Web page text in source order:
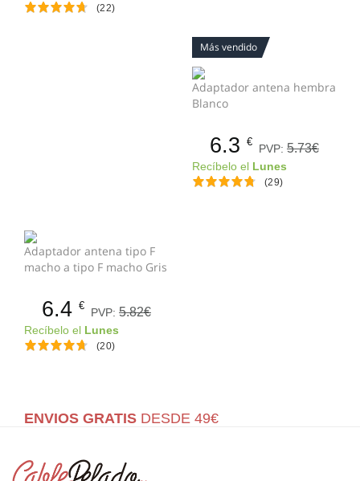
(22)
Más vendido
Adaptador antena hembra
Blanco
6.3 €
PVP: 5.73€
Recíbelo el Lunes
(29)
Adaptador antena tipo F
macho a tipo F macho Gris
6.4 €
PVP: 5.82€
Recíbelo el Lunes
(20)
ENVIOS GRATIS DESDE 49€